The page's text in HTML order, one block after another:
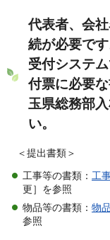
代表者、会
続が必要で
受付システ
付票に必要
玉県総務部
い。
＜提出書類＞
工事等の書類： 工
更］を参照
物品等の書類： 物
参照